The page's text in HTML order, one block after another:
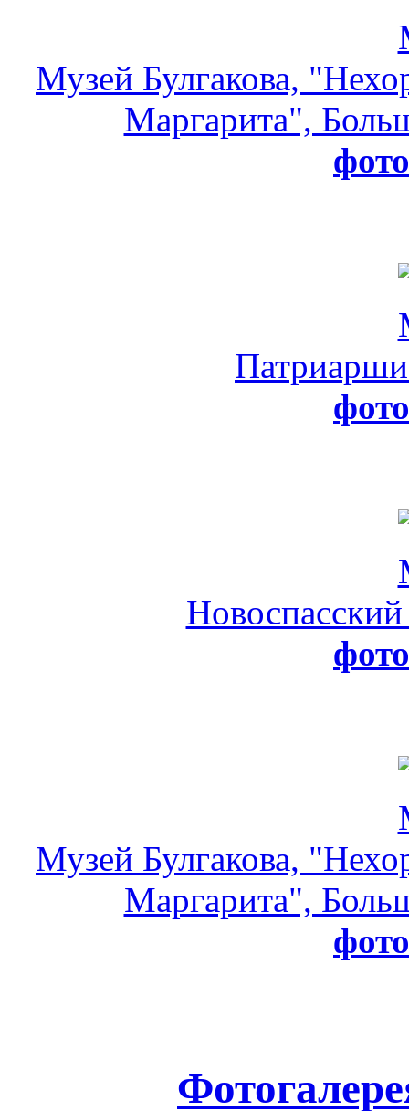
Музей Булгакова,
Маргарита",
Музей Булгакова,
Маргарита",